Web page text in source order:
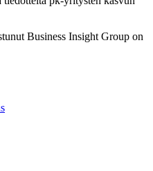
Business Insight Group on